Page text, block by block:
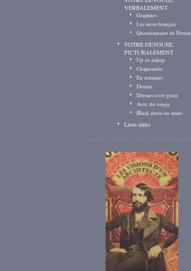
VERBALEMENT
Graphies
Les mots français
Questionnaire de Proust
VOTRE DEVOUEE,
PICTURALEMENT
Up or asleep
Chapeautée
En mitaines
Fleurie
Dresses over grass
Avec du rouge
Black dress on stairs
Liens utiles